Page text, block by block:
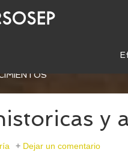
EDADES DE LA
y
Dejar un comentario